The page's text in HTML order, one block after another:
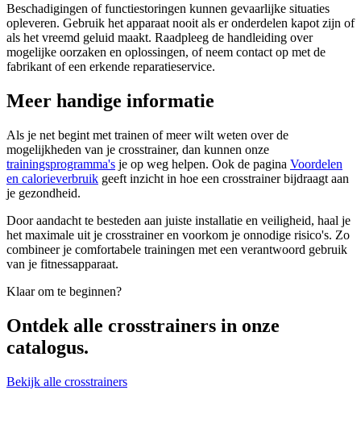
Beschadigingen of functiestoringen kunnen gevaarlijke situaties
opleveren. Gebruik het apparaat nooit als er onderdelen kapot zijn of
als het vreemd geluid maakt. Raadpleeg de handleiding over
mogelijke oorzaken en oplossingen, of neem contact op met de
fabrikant of een erkende reparatieservice.
Meer handige informatie
Als je net begint met trainen of meer wilt weten over de
mogelijkheden van je crosstrainer, dan kunnen onze
trainingsprogramma's je op weg helpen. Ook de pagina Voordelen
en calorieverbruik geeft inzicht in hoe een crosstrainer bijdraagt aan
je gezondheid.
Door aandacht te besteden aan juiste installatie en veiligheid, haal je
het maximale uit je crosstrainer en voorkom je onnodige risico's. Zo
combineer je comfortabele trainingen met een verantwoord gebruik
van je fitnessapparaat.
Klaar om te beginnen?
Ontdek alle crosstrainers in onze
catalogus.
Bekijk alle crosstrainers